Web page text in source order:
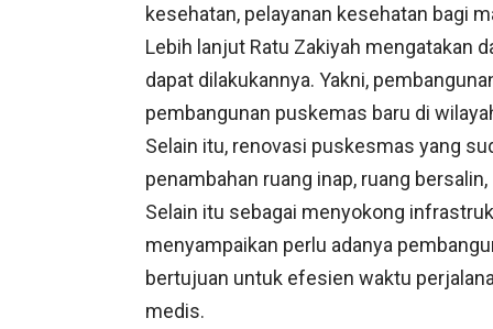
kesehatan, pelayanan kesehatan bagi
Lebih lanjut Ratu Zakiyah mengatakan
dapat dilakukannya. Yakni,
pembangunan puskemas baru di
Selain itu, renovasi puskesmas yang
penambahan ruang inap, ruang
Selain itu sebagai menyokong
menyampaikan perlu adanya
bertujuan untuk efesien waktu
medis.